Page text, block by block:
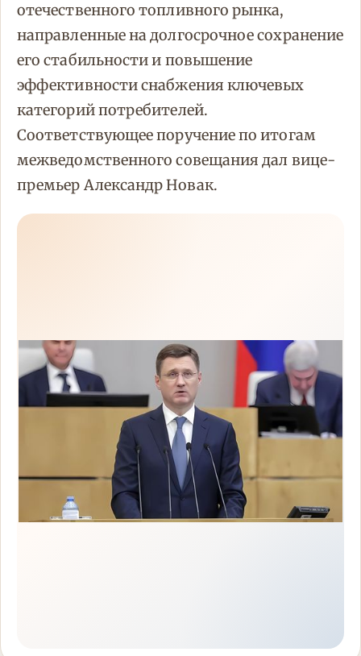
отечественного топливного рынка,
направленные на долгосрочное сохранение
его стабильности и повышение
эффективности снабжения ключевых
категорий потребителей.
Соответствующее поручение по итогам
межведомственного совещания дал вице-
премьер Александр Новак.